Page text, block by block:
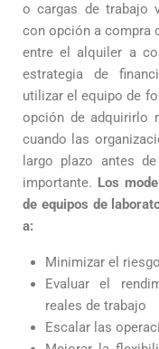
o cargas de trabajo
con opción a compra
entre el alquiler a
estrategia de
utilizar el equipo de
opción de adquirirlo
cuando las
largo plazo antes
importante. Los
de equipos de
a:
Minimizar el
Evaluar el
reales de trabajo
Escalar las